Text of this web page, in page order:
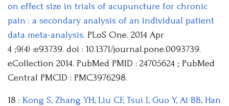
on effect size in trials of acupuncture for chronic
pain : a secondary analysis of an individual patient
data meta-analysis. PLoS One. 2014 Apr
4 ;9(4) :e93739. doi : 10.1371/journal.pone.0093739.
eCollection 2014. PubMed PMID : 24705624 ; PubMed
Central PMCID : PMC3976298.
18 : Kong S, Zhang YH, Liu CF, Tsui I, Guo Y, Ai BB, Han